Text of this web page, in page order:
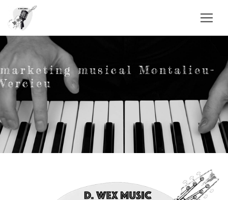
marketing musical Montalieu-
Vercieu
Panneau de gestion des cookies